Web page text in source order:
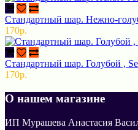
Стандартный шар. Нежно-
170р.
Стандартный шар. Голубой ,
170р.
О нашем магазине
ИП Мурашева Анастасия